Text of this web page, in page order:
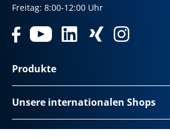
Freitag: 8:00-12:00 Uhr
Produkte
Unsere internationalen Shops